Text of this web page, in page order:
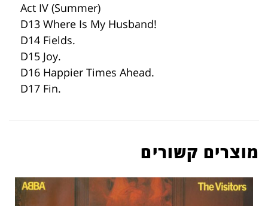
Act IV (Summer)
D13 Where Is My Husband!
D14 Fields.
D15 Joy.
D16 Happier Times Ahead.
D17 Fin.
מוצרים קשורים